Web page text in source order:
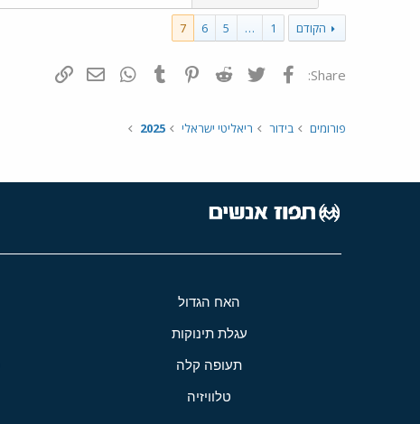
הקודם 1
…
5
6
7
Share: פייסבוק Twitter
Reddit
Pinterest
Tumblr
WhatsAppדואר אלקטרוני
פורומים בידור ריאליטי ישראלי 2025
האח הגדול
עגלת תינוקות
תעופה קלה
טלוויזיה